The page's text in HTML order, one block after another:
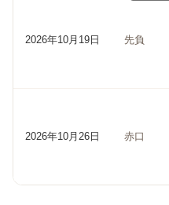
2026年10月19日 先負
2026年10月26日 赤口